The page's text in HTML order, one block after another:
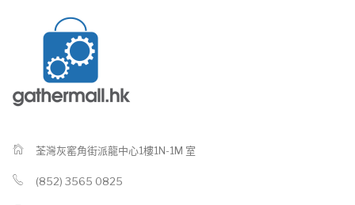
荃灣灰窰角街派龍中心1樓1N-1M 室
(852) 3565 0825